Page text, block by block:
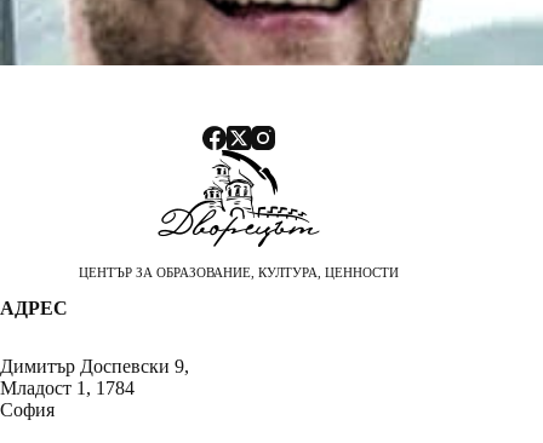
ЦЕНТЪР ЗА ОБРАЗОВАНИЕ, КУЛТУРА, ЦЕННОСТИ
АДРЕС
Димитър Доспевски 9,
Младост 1, 1784
София